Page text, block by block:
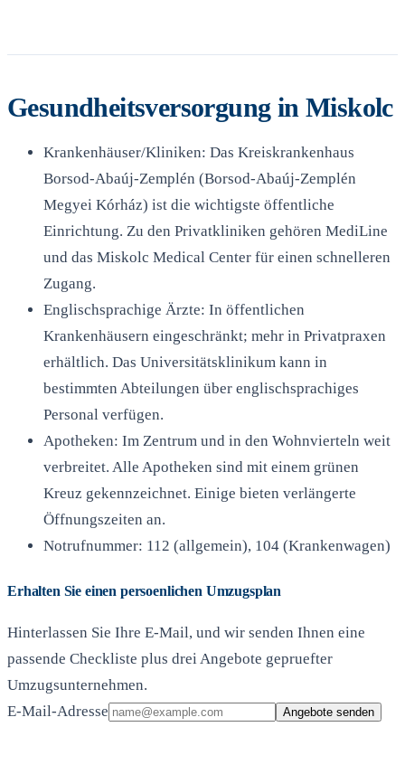
Gesundheitsversorgung in Miskolc
Krankenhäuser/Kliniken: Das Kreiskrankenhaus
Borsod-Abaúj-Zemplén (Borsod-Abaúj-Zemplén
Megyei Kórház) ist die wichtigste öffentliche
Einrichtung. Zu den Privatkliniken gehören MediLine
und das Miskolc Medical Center für einen schnelleren
Zugang.
Englischsprachige Ärzte: In öffentlichen
Krankenhäusern eingeschränkt; mehr in Privatpraxen
erhältlich. Das Universitätsklinikum kann in
bestimmten Abteilungen über englischsprachiges
Personal verfügen.
Apotheken: Im Zentrum und in den Wohnvierteln weit
verbreitet. Alle Apotheken sind mit einem grünen
Kreuz gekennzeichnet. Einige bieten verlängerte
Öffnungszeiten an.
Notrufnummer: 112 (allgemein), 104 (Krankenwagen)
Erhalten Sie einen persoenlichen Umzugsplan
Hinterlassen Sie Ihre E-Mail, und wir senden Ihnen eine
passende Checkliste plus drei Angebote gepruefter
Umzugsunternehmen.
E-Mail-Adresse
Angebote senden